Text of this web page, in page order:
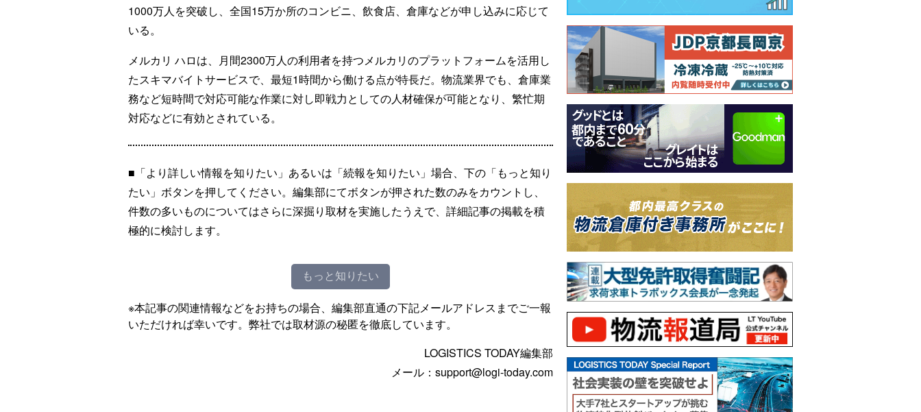
1000万人を突破し、全国15万か所のコンビニ、飲食店、倉庫などが申し込みに応じて
いる。
メルカリ ハロは、月間2300万人の利用者を持つメルカリのプラットフォームを活用し
たスキマバイトサービスで、最短1時間から働ける点が特長だ。物流業界でも、倉庫業
務など短時間で対応可能な作業に対し即戦力としての人材確保が可能となり、繁忙期
対応などに有効とされている。
■「より詳しい情報を知りたい」あるいは「続報を知りたい」場合、下の「もっと知り
たい」ボタンを押してください。編集部にてボタンが押された数のみをカウントし、
件数の多いものについてはさらに深掘り取材を実施したうえで、詳細記事の掲載を積
極的に検討します。
もっと知りたい
※本記事の関連情報などをお持ちの場合、編集部直通の下記メールアドレスまでご一報
いただければ幸いです。弊社では取材源の秘匿を徹底しています。
LOGISTICS TODAY編集部
メール：support@logi-today.com